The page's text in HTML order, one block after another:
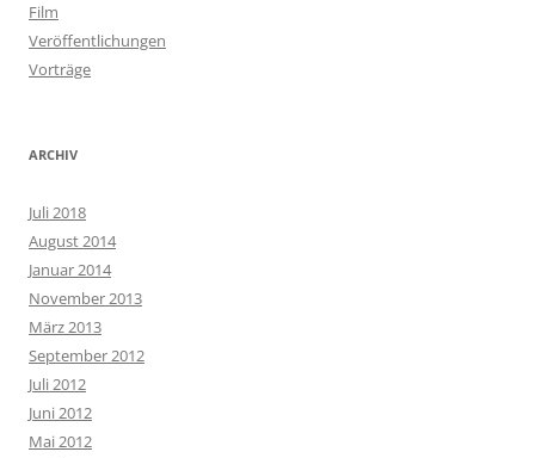
Film
Veröffentlichungen
Vorträge
ARCHIV
Juli 2018
August 2014
Januar 2014
November 2013
März 2013
September 2012
Juli 2012
Juni 2012
Mai 2012